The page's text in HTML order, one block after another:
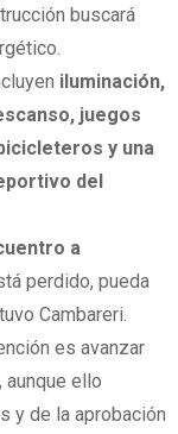
buscará
iluminación,
juegos
y una
del
a
perdido, pueda
Cambareri.
es avanzar
aunque ello
y de la aprobación